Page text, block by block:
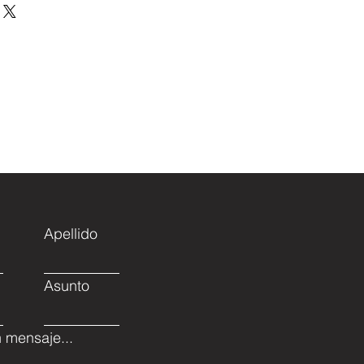
Apellido
Asunto
mensaje...